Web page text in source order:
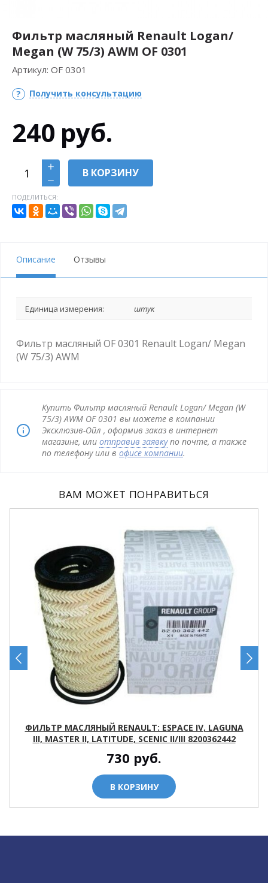
Фильтр масляный Renault Logan/
Megan (W 75/3) AWM OF 0301
Артикул: OF 0301
Получить консультацию
240 руб.
В КОРЗИНУ
ПОДЕЛИТЬСЯ:
Описание Отзывы
Единица измерения: штук
Фильтр масляный OF 0301 Renault Logan/ Megan
(W 75/3) AWM
Купить Фильтр масляный Renault Logan/ Megan (W
75/3) AWM OF 0301 вы можете в компании
Эксклюзив-Ойл , оформив заказ в интернет
магазине, или отправив заявкупо почте, а также
по телефону или в офисе компании.
ВАМ МОЖЕТ ПОНРАВИТЬСЯ
ФИЛЬТР МАСЛЯНЫЙ RENAULT: ESPACE IV, LAGUNA
III, MASTER II, LATITUDE, SCENIC II/III 8200362442
730 руб.
В КОРЗИНУ